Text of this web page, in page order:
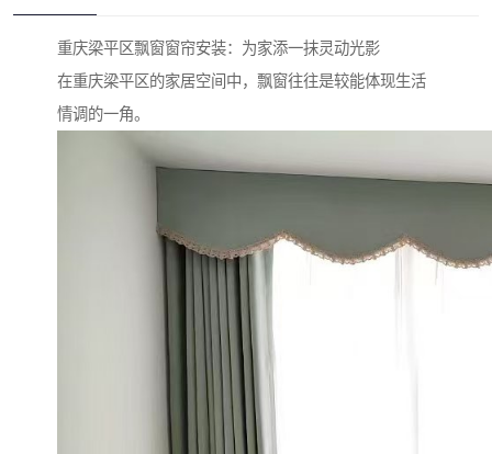
重庆梁平区飘窗窗帘安装：为家添一抹灵动光影
在重庆梁平区的家居空间中，飘窗往往是较能体现生活
情调的一角。